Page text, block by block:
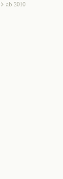
ab 2010